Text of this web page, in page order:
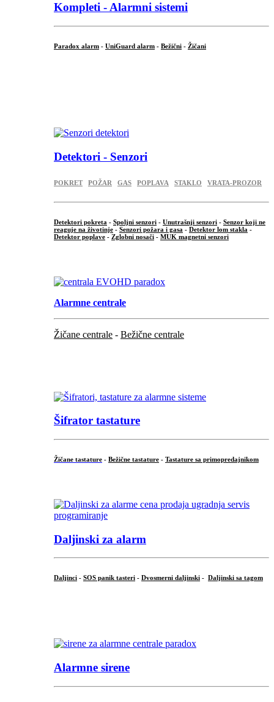
Kompleti - Alarmni sistemi
Paradox alarm - UniGuard alarm - Bežični - Žičani
Detektori - Senzori
POKRET POŽAR GAS POPLAVA STAKLO VRATA-PROZOR
Detektori pokreta - Spoljni senzori - Unutrašnji senzori - Senzor koji ne
reaguje na životinje - Senzori požara i gasa - Detektor lom stakla -
Detektor poplave - Zglobni nosači - MUK magnetni senzori
Alarmne centrale
Žičane centrale - Bežične centrale
Šifrator tastature
Žičane tastature - Bežične tastature - Tastature sa primopredajnikom
Daljinski za alarm
Daljinci - SOS panik tasteri - Dvosmerni daljinski - Daljinski sa tagom
Alarmne sirene